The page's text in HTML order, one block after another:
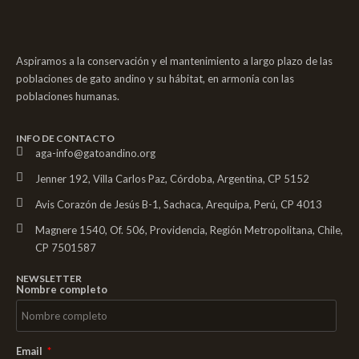
Aspiramos a la conservación y el mantenimiento a largo plazo de las
poblaciones de gato andino y su hábitat, en armonía con las
poblaciones humanas.
INFO DE CONTACTO
aga-info@gatoandino.org
Jenner 192, Villa Carlos Paz, Córdoba, Argentina, CP 5152
Avis Corazón de Jesús B-1, Sachaca, Arequipa, Perú, CP 4013
Magnere 1540, Of. 506, Providencia, Región Metropolitana, Chile,
CP 7501587
NEWSLETTER
Nombre completo
Email